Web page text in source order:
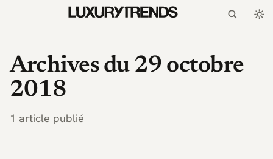
Archives du 29 octobre
2018
1 article publié